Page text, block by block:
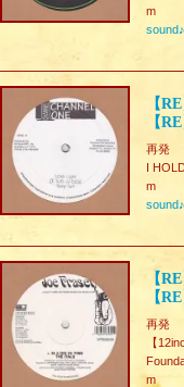
m
sound♪
【
【
再発
I
m
sound♪
【
【
再発
【
m